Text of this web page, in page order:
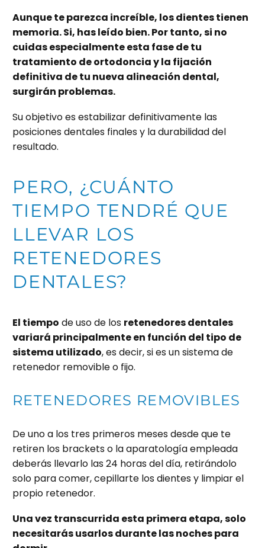
Aunque te parezca increíble, los dientes tienen
memoria. Si, has leído bien. Por tanto, si no
cuidas especialmente esta fase de tu
tratamiento de ortodoncia y la fijación
definitiva de tu nueva alineación dental,
surgirán problemas.
Su objetivo es estabilizar definitivamente las
posiciones dentales finales y la durabilidad del
resultado.
PERO, ¿CUÁNTO
TIEMPO TENDRÉ QUE
LLEVAR LOS
RETENEDORES
DENTALES?
El tiempo de uso de los retenedores dentales
variará principalmente en función del tipo de
sistema utilizado, es decir, si es un sistema de
retenedor removible o fijo.
RETENEDORES REMOVIBLES
De uno a los tres primeros meses desde que te
retiren los brackets o la aparatología empleada
deberás llevarlo las 24 horas del día, retirándolo
solo para comer, cepillarte los dientes y limpiar el
propio retenedor.
Una vez transcurrida esta primera etapa, solo
necesitarás usarlos durante las noches para